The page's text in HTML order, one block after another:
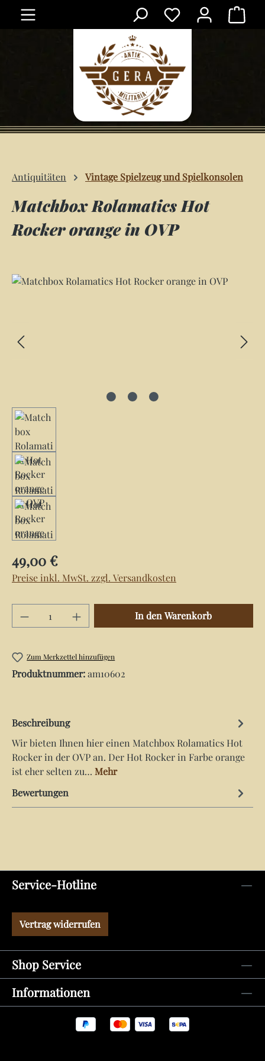
Zum Hauptinhalt springen
Antiquitäten Vintage Spielzeug und Spielkonsolen
Matchbox Rolamatics Hot
Rocker orange in OVP
Bildergalerie überspringen
Regulärer Preis:
49,00 €
Preise inkl. MwSt. zzgl. Versandkosten
Produkt Anzahl: Gib den gewünschten
In den Warenkorb
Zum Merkzettel hinzufügen
Produktnummer:am10602
Beschreibung
Wir bieten Ihnen hier einen Matchbox Rolamatics Hot
Rocker in der OVP an. Der Hot Rocker in Farbe orange
ist eher selten zu… Mehr
Bewertungen
Service-Hotline
Vertrag widerrufen
Shop Service
Informationen